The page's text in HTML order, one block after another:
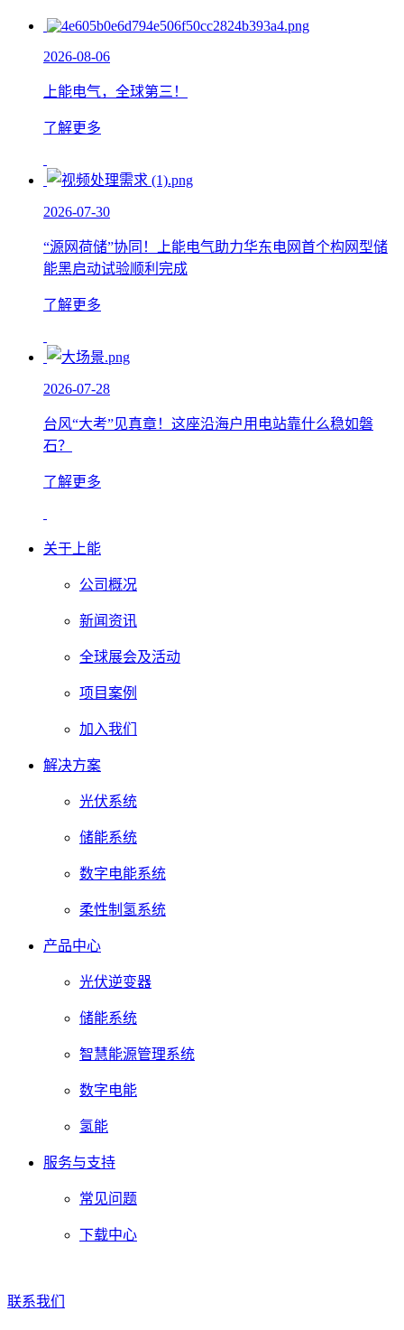
2026-08-06
上能电气，全球第三！
了解更多
2026-07-30
“源网荷储”协同！上能电气助力华东电网首个构网型储
能黑启动试验顺利完成
了解更多
2026-07-28
台风“大考”见真章！这座沿海户用电站靠什么稳如磐
石？
了解更多
关于上能
公司概况
新闻资讯
全球展会及活动
项目案例
加入我们
解决方案
光伏系统
储能系统
数字电能系统
柔性制氢系统
产品中心
光伏逆变器
储能系统
智慧能源管理系统
数字电能
氢能
服务与支持
常见问题
下载中心
联系我们